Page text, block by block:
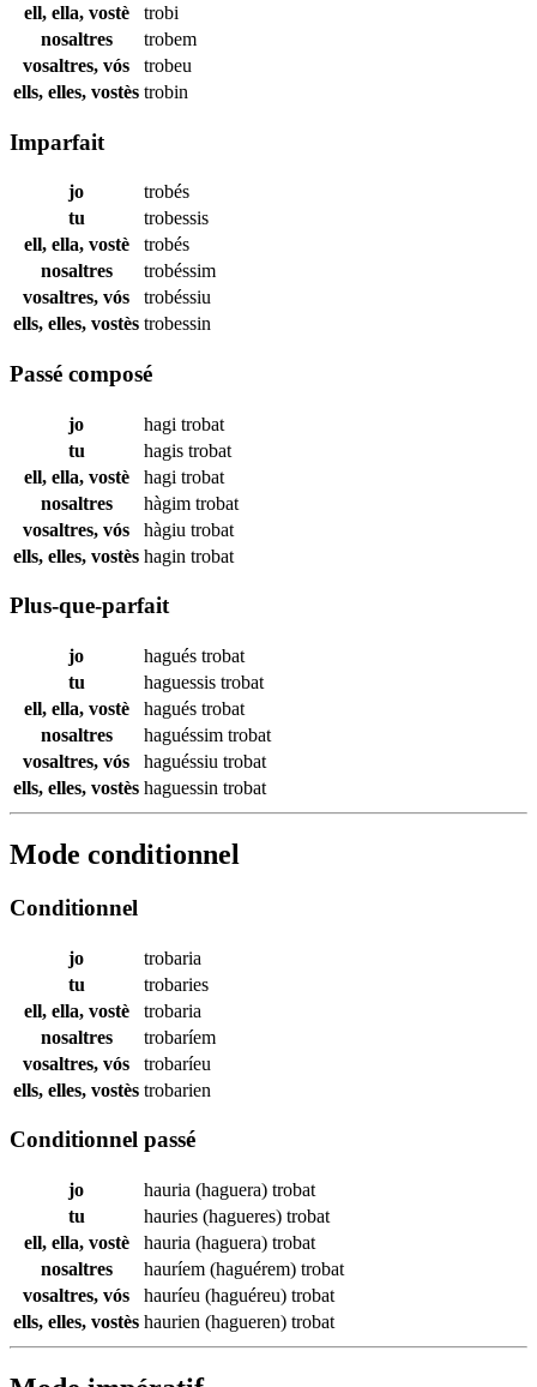
ell, ella, vostè
trobi
nosaltres
trobem
vosaltres, vós
trobeu
ells, elles, vostès trobin
Imparfait
jo
trobés
tu
trobessis
ell, ella, vostè
trobés
nosaltres
trobéssim
vosaltres, vós
trobéssiu
ells, elles, vostès trobessin
Passé composé
jo hagi trobat
tu
hagis trobat
ell, ella, vostè
hagi trobat
nosaltres
hàgim trobat
vosaltres, vós
hàgiu trobat
ells, elles, vostès hagin trobat
Plus-que-parfait
jo hagués trobat
tu
haguessis trobat
ell, ella, vostè
hagués trobat
nosaltres
haguéssim trobat
vosaltres, vós
haguéssiu trobat
ells, elles, vostès haguessin trobat
Mode conditionnel
Conditionnel
jo
trobaria
tu
trobaries
ell, ella, vostè
trobaria
nosaltres
trobaríem
vosaltres, vós
trobaríeu
ells, elles, vostès trobarien
Conditionnel passé
jo hauria (haguera) trobat
tu
hauries (hagueres) trobat
ell, ella, vostè
hauria (haguera) trobat
nosaltres
hauríem (haguérem) trobat
vosaltres, vós
hauríeu (haguéreu) trobat
ells, elles, vostès haurien (hagueren) trobat